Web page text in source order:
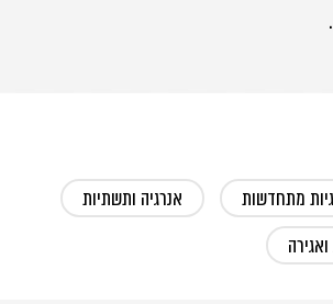
מתחדשות
אנרגיה ותשתיות